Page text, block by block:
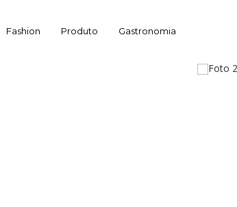
Fashion Produto Gastronomia